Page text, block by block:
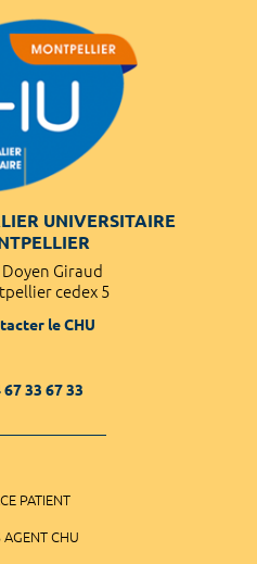
UNIVERSITAIRE
Doyen Giraud
cedex 5
le CHU
67 33 67 33
PATIENT
AGENT CHU